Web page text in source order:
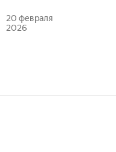
20 февраля
2026